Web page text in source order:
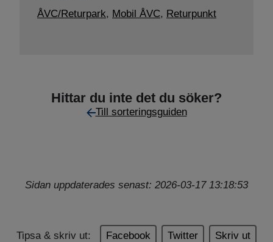
ÅVC/Returpark, Mobil ÅVC, Returpunkt
Hittar du inte det du söker?
Till sorteringsguiden
Sidan uppdaterades senast: 2026-03-17 13:18:53
Tipsa & skriv ut: Facebook Twitter Skriv ut